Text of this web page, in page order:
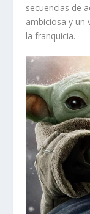
secuencias de
ambiciosa y un
la franquicia.